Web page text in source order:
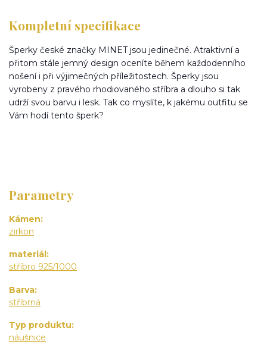
Kompletní specifikace
Šperky české značky MINET jsou jedinečné. Atraktivní a
přitom stále jemný design oceníte během každodenního
nošení i při výjimečných příležitostech. Šperky jsou
vyrobeny z pravého rhodiovaného stříbra a dlouho si tak
udrží svou barvu i lesk. Tak co myslíte, k jakému outfitu se
Vám hodí tento šperk?
Parametry
Kámen
zirkon
materiál
stříbro 925/1000
Barva
stříbrná
Typ produktu
náušnice